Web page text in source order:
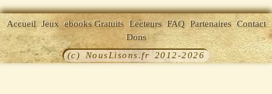
Accueil Jeux ebooks Gratuits Lecteurs FAQ Partenaires Contact
Dons
(c) NousLisons.fr 2012-2026